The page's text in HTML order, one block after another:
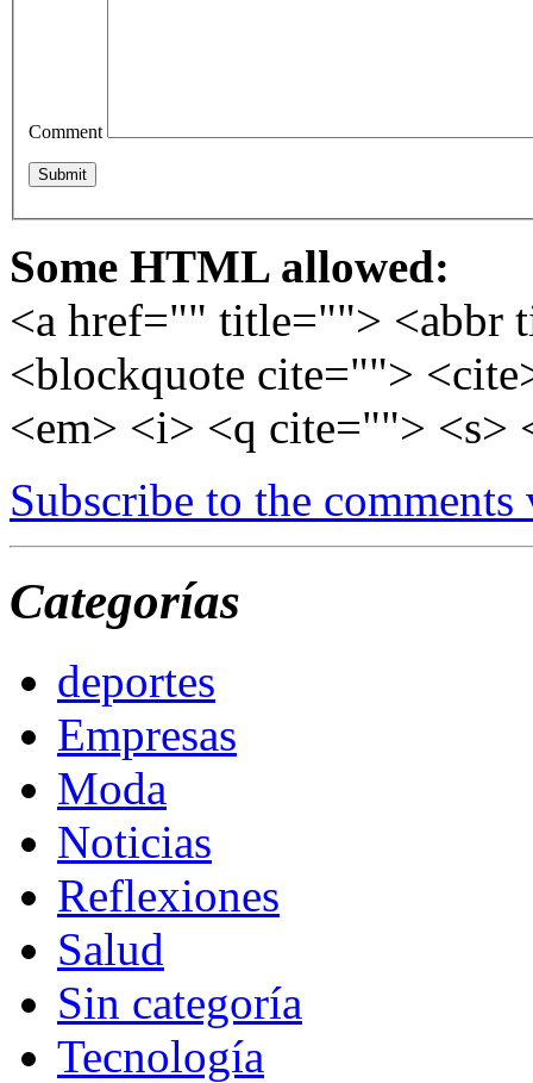
Comment
Some HTML allowed:
<a href="" title=""> <abbr
<blockquote cite="">
<em> <i> <q cite=""> <s>
Subscribe to the comments
Categorías
deportes
Empresas
Moda
Noticias
Reflexiones
Salud
Sin categoría
Tecnología